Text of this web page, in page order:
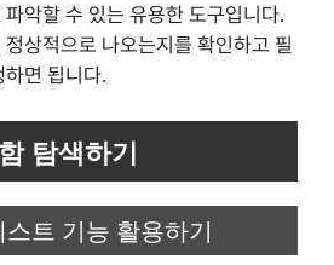
악할 수 있는 유용한 도구입니다.
상적으로 나오는지를 확인하고 필
면 됩니다.
탐색하기
트 기능 활용하기